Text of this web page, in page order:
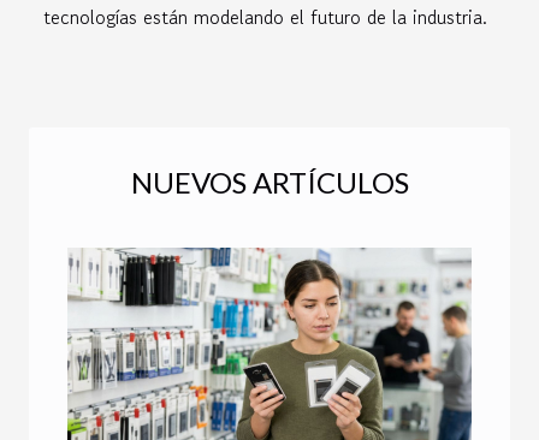
tecnologías están modelando el futuro de la industria.
NUEVOS ARTÍCULOS